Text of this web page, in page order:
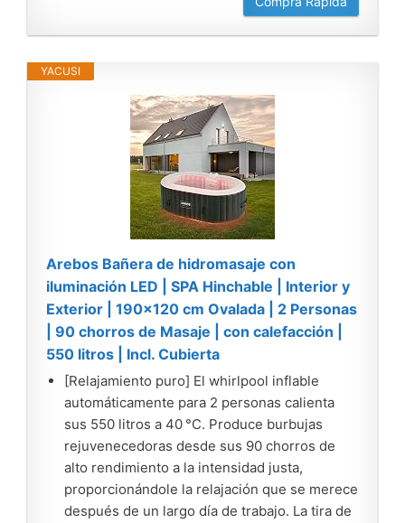
YACUSI
Arebos Bañera de hidromasaje con
iluminación LED | SPA Hinchable | Interior y
Exterior | 190x120 cm Ovalada | 2 Personas
| 90 chorros de Masaje | con calefacción |
550 litros | Incl. Cubierta
[Relajamiento puro] El whirlpool inflable
automáticamente para 2 personas calienta
sus 550 litros a 40 °C. Produce burbujas
rejuvenecedoras desde sus 90 chorros de
alto rendimiento a la intensidad justa,
proporcionándole la relajación que se merece
después de un largo día de trabajo. La tira de